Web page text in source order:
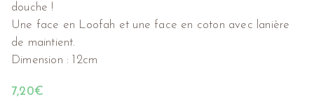
douche !
Une face en Loofah et une face en coton avec lanière
de maintient.
Dimension : 12cm
7,20€